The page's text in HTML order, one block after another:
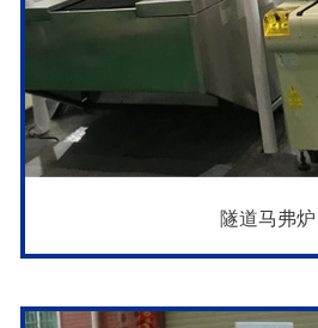
隧道马弗炉